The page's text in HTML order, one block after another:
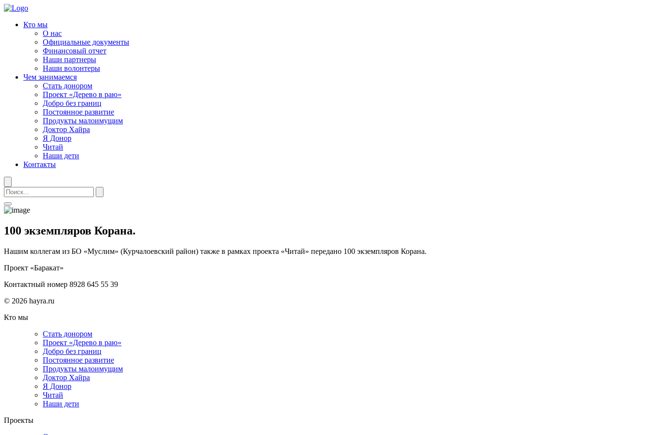
Кто мы
О нас
Официальные документы
Финансовый отчет
Наши партнеры
Наши волонтеры
Чем занимаемся
Стать донором
Проект «Дерево в раю»
Добро без границ
Постоянное развитие
Продукты малоимущим
Доктор Хайра
Я Донор
Читай
Наши дети
Контакты
100 экземпляров Корана.
Нашим коллегам из БО «Муслим» (Курчалоевский район) также в рамках проекта «Читай» передано 100 экземпляров Корана.
Проект «Баракат»
Контактный номер 8928 645 55 39
© 2026 hayra.ru
Кто мы
Стать донором
Проект «Дерево в раю»
Добро без границ
Постоянное развитие
Продукты малоимущим
Доктор Хайра
Я Донор
Читай
Наши дети
Проекты